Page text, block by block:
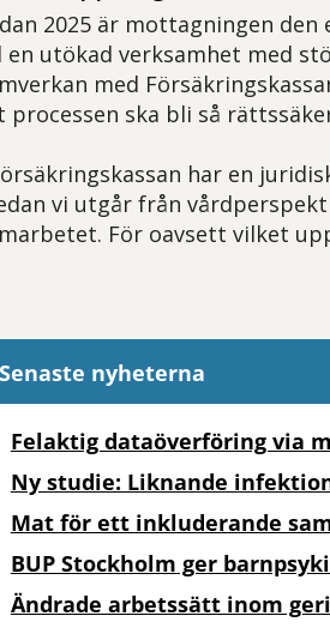
2025 är mottagningen
utökad verksamhet med
med
processen ska bli så
har en
vi utgår från
För oavsett vilket
Senaste nyheterna
Felaktig dataöverföring via
Ny studie: Liknande
Mat för ett inkluderande
BUP Stockholm ger
Ändrade arbetssätt inom